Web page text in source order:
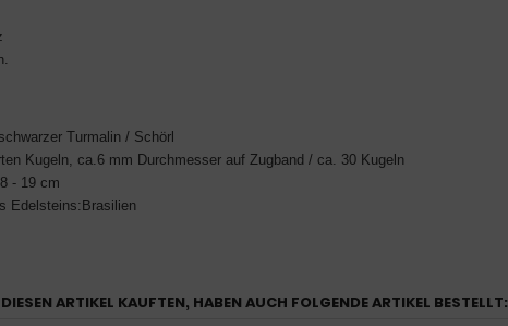
Turmalin / Schörl
Kugeln, ca.6 mm Durchmesser auf Zugband / ca. 30 Kugeln
- 19 cm
Edelsteins:Brasilien
ARTIKEL KAUFTEN, HABEN AUCH FOLGENDE ARTIKEL BESTELLT: